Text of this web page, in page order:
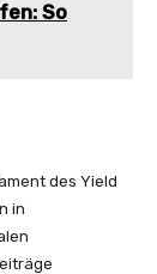
So
des Yield
in